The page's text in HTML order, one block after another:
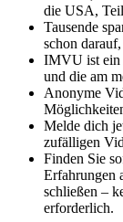
die USA,
Tausende
schon
IMVU ist ein
und die am
Anonyme
Melde dich
zufälligen
Finden Sie
Erfahrungen
schließen –
erforderlich.